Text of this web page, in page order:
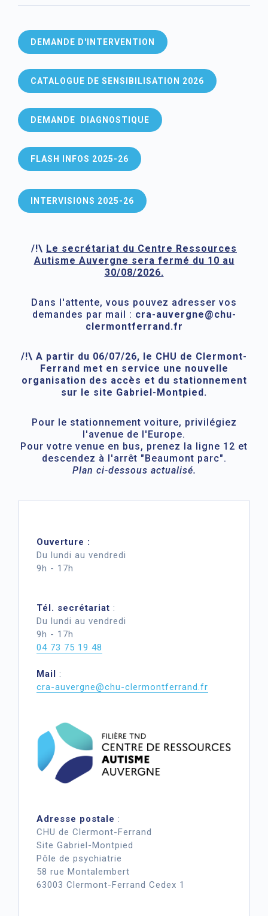
DEMANDE D'INTERVENTION
CATALOGUE DE SENSIBILISATION 2026
DEMANDE DIAGNOSTIQUE
FLASH INFOS 2025-26
INTERVISIONS 2025-26
/!\ Le secrétariat du Centre Ressources
Autisme Auvergne sera fermé du 10 au
30/08/2026.
Dans l'attente, vous pouvez adresser vos
demandes par mail : cra-auvergne@chu-
clermontferrand.fr
/!\ A partir du 06/07/26, le CHU de Clermont-
Ferrand met en service une nouvelle
organisation des accès et du stationnement
sur le site Gabriel-Montpied.
Pour le stationnement voiture, privilégiez
l'avenue de l'Europe.
Pour votre venue en bus, prenez la ligne 12 et
descendez à l'arrêt "Beaumont parc".
Plan ci-dessous actualisé.
Ouverture :
Du lundi au vendredi
9h - 17h
Tél. secrétariat :
Du lundi au vendredi
9h - 17h
04 73 75 19 48
Mail :
cra-auvergne@chu-clermontferrand.fr
Adresse postale :
CHU de Clermont-Ferrand
Site Gabriel-Montpied
Pôle de psychiatrie
58 rue Montalembert
63003 Clermont-Ferrand Cedex 1